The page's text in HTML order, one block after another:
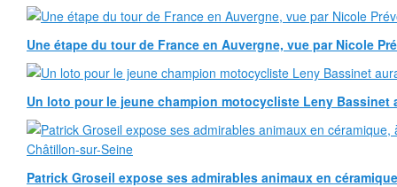
Une étape du tour de France en Auvergne, vue par Nicole
Un loto pour le jeune champion motocycliste Leny Bassinet
Patrick Groseil expose ses admirables animaux en